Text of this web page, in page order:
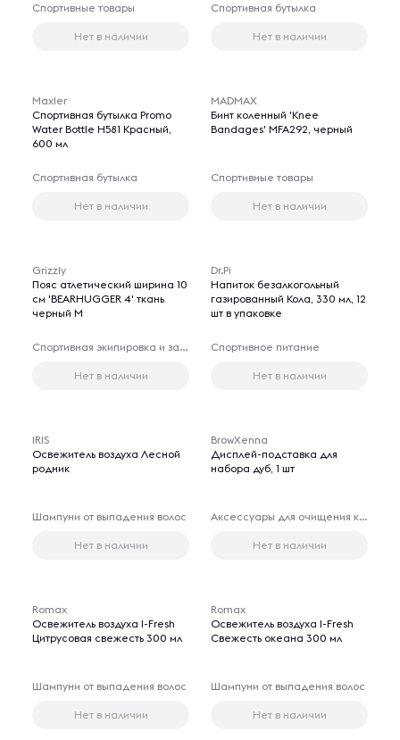
Спортивные товары
Нет в наличии
Спортивная бутылка
Нет в наличии
Maxler
Спортивная бутылка Promo
Water Bottle H581 Красный,
600 мл
Спортивная бутылка
Нет в наличии
MADMAX
Бинт коленный 'Knee
Bandages' MFA292, черный
Спортивные товары
Нет в наличии
Grizzly
Пояс атлетический ширина 10
см 'BEARHUGGER 4' ткань
черный M
Спортивная экипировка и защита
Нет в наличии
Dr.Pi
Напиток безалкогольный
газированный Кола, 330 мл, 12
шт в упаковке
Спортивное питание
Нет в наличии
IRIS
Освежитель воздуха Лесной
родник
Шампуни от выпадения волос
Нет в наличии
BrowXenna
Дисплей-подставка для
набора дуб, 1 шт
Аксессуары для очищения косметических принадлежностей
Нет в наличии
Romax
Освежитель воздуха I-Fresh
Цитрусовая свежесть 300 мл
Шампуни от выпадения волос
Нет в наличии
Romax
Освежитель воздуха I-Fresh
Свежесть океана 300 мл
Шампуни от выпадения волос
Нет в наличии